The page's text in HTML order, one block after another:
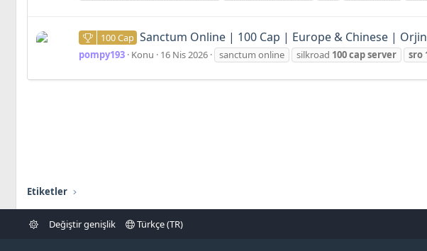
100 Cap Sanctum Online | 100 Cap | Europe & Chinese |
pompy193 Konu 16 Nis 2026 sanctum online silkroad 100capserver sro
Etiketler
Değiştir genişlik Türkçe (TR)